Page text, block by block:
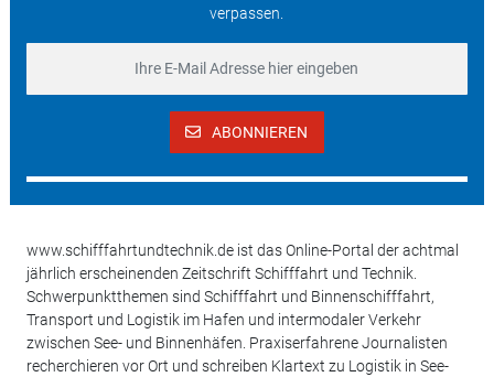
verpassen.
ABONNIEREN
www.schifffahrtundtechnik.de ist das Online-Portal der achtmal
jährlich erscheinenden Zeitschrift Schifffahrt und Technik.
Schwerpunktthemen sind Schifffahrt und Binnenschifffahrt,
Transport und Logistik im Hafen und intermodaler Verkehr
zwischen See- und Binnenhäfen. Praxiserfahrene Journalisten
recherchieren vor Ort und schreiben Klartext zu Logistik in See-